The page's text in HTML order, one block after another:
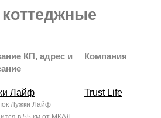
КП, адрес и
Компания
Лайф
Лужки Лайф
Trust Life